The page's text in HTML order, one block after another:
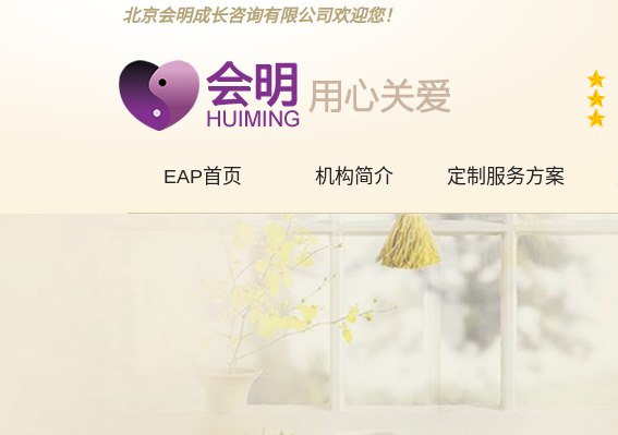
北京会明成长咨询有限公司欢迎您！
EAP首页 机构简介 定制服务方案